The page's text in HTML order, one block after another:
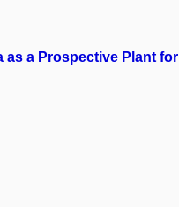
a Prospective Plant